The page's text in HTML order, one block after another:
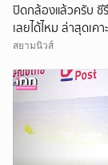
ปิดกล้องแล้วครับ ซี
เลยได้ไหม ล่าสุดเค
สยามนิวส์